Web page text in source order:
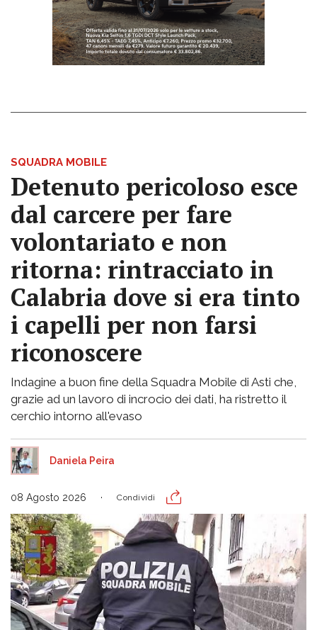
SQUADRA MOBILE
Detenuto pericoloso esce
dal carcere per fare
volontariato e non
ritorna: rintracciato in
Calabria dove si era tinto
i capelli per non farsi
riconoscere
Indagine a buon fine della Squadra Mobile di Asti che,
grazie ad un lavoro di incrocio dei dati, ha ristretto il
cerchio intorno all'evaso
Daniela Peira
08 Agosto 2026 Condividi